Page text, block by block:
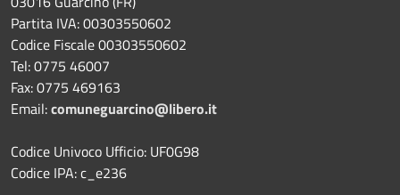
Partita IVA: 00303550602
Codice Fiscale 00303550602
Tel: 0775 46007
Fax: 0775 469163
Email:comuneguarcino@libero.it
Codice Univoco Ufficio: UF0G98
Codice IPA: c_e236